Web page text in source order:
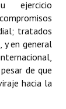
ejercicio
tratados
en general
de que
hacia la